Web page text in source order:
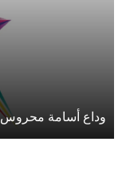
وداع أسامة محروس